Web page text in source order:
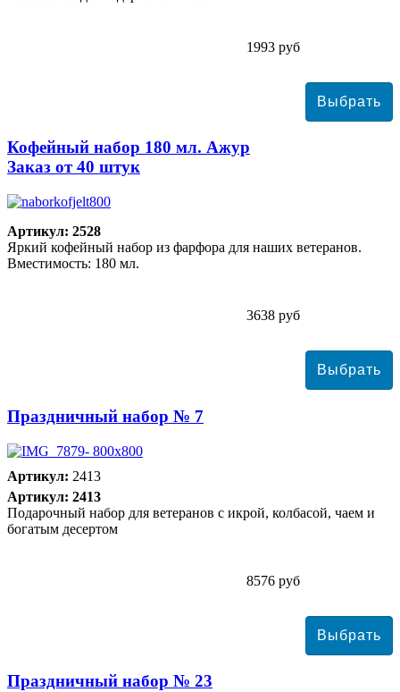
1993 руб
Кофейный набор 180 мл. Ажур
Заказ от 40 штук
Артикул: 2528
Яркий кофейный набор из фарфора для наших ветеранов.
Вместимость: 180 мл.
3638 руб
Праздничный набор № 7
Артикул: 2413
Артикул: 2413
Подарочный набор для ветеранов с икрой, колбасой, чаем и
богатым десертом
8576 руб
Праздничный набор № 23